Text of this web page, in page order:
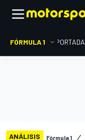
FÓRMULA 1 PORTADA
ANÁLISIS Fórmula 1